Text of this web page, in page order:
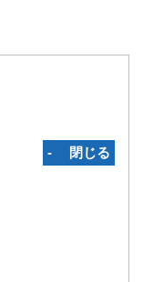
‐ 閉じる